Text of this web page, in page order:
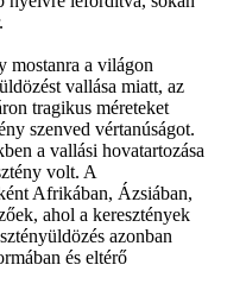
mostanra a világon
vallása miatt, az
tragikus méreteket
szenved vértanúságot.
a vallási hovatartozása
volt. A
Afrikában, Ázsiában,
ahol a keresztények
azonban
és eltérő